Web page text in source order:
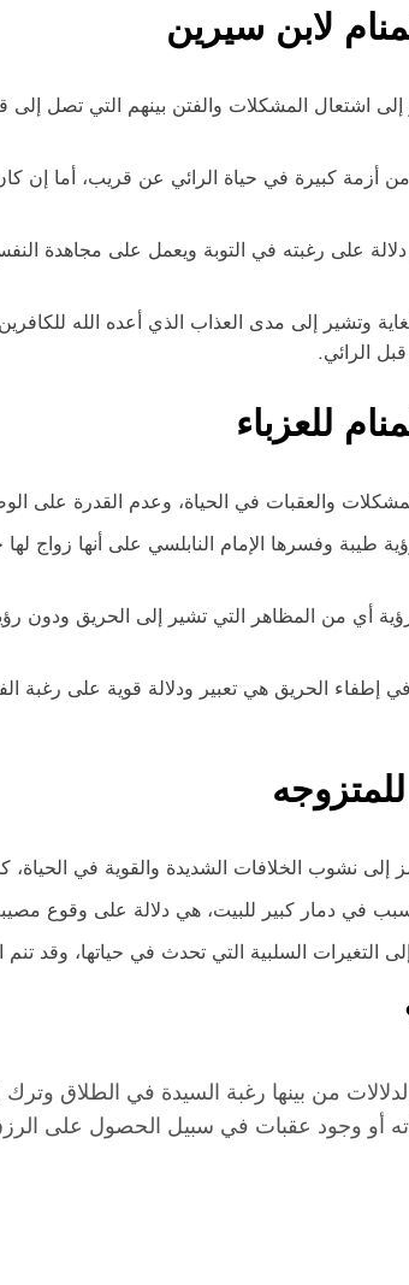
لابن سيرين
اشتعال المشكلات والفتن بينهم التي تصل
أزمة كبيرة في حياة الرائي عن قريب، أما إن
على رغبته في التوبة ويعمل على مجاهدة
وتشير إلى مدى العذاب الذي أعده الله
الرائي.
للعزباء
والعقبات في الحياة، وعدم القدرة على
وفسرها الإمام النابلسي على أنها زواج
أي من المظاهر التي تشير إلى الحريق ودون
إطفاء الحريق هي تعبير ودلالة قوية على رغبة
نشوب الخلافات الشديدة والقوية في الحياة،
في دمار كبير للبيت، هي دلالة على وقوع
التغيرات السلبية التي تحدث في حياتها، وقد
من بينها رغبة السيدة في الطلاق وترك
أو وجود عقبات في سبيل الحصول على